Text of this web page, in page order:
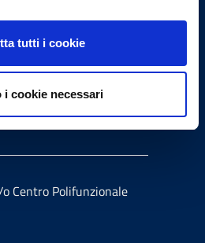
tutti i cookie
i cookie necessari
Centro Polifunzionale